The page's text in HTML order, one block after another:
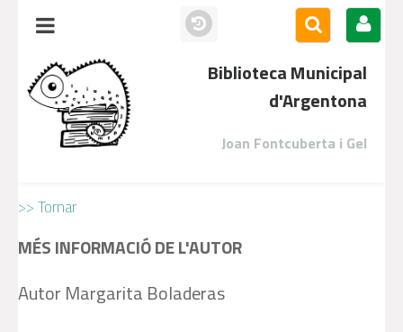
Biblioteca Municipal
d'Argentona
Joan Fontcuberta i Gel
>> Tornar
MÉS INFORMACIÓ DE L'AUTOR
Autor Margarita Boladeras